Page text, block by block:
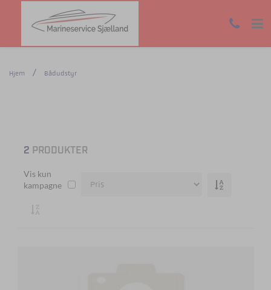
Hjem Bådudstyr
2 PRODUKTER
Vis kun
kampagne